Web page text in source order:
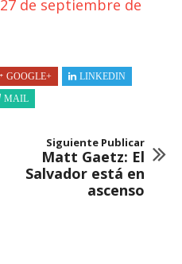
27 de septiembre de
GOOGLE+
LINKEDIN
MAIL
Siguiente Publicar
Matt Gaetz: El
Salvador está en
ascenso